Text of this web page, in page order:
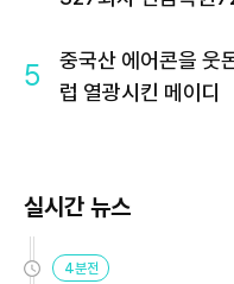
5
중국산 에어콘을 웃
럽 열광시킨 메이디
실시간 뉴스
4분전